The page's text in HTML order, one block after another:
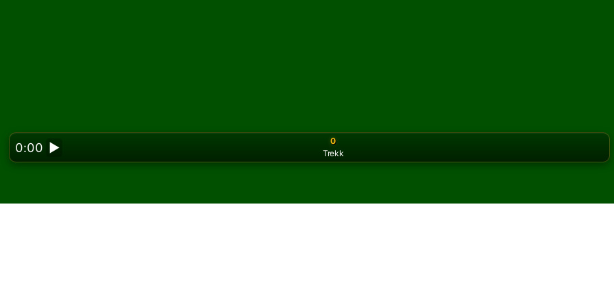
0:00 ▶
0
Trekk